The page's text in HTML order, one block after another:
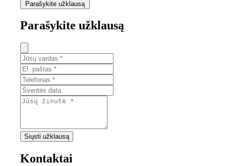
Parašykite užklausą
Parašykite užklausą
Siųsti užklausą
Kontaktai